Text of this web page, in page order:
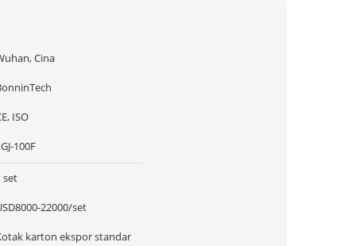
Cina
ISO
100F
set
22000/set
karton ekspor standar